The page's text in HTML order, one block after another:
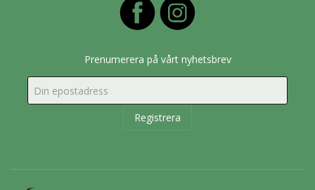
Prenumerera på vårt nyhetsbrev